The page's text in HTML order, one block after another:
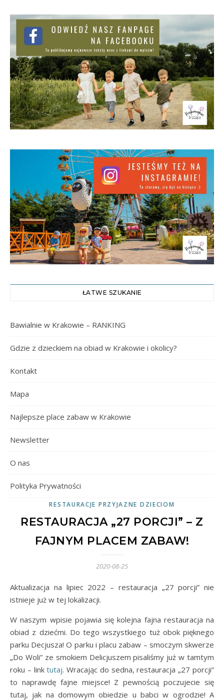
ŁATWE SZUKANIE
Bawialnie w Krakowie – RANKING
Gdzie z dzieckiem na obiad w Krakowie i okolicy?
Kontakt
Mapa
Najlepsze place zabaw w Krakowie
Newsletter
O nas
Polityka Prywatności
RESTAURACJE PRZYJAZNE DZIECIOM
RESTAURACJA „27 PORCJI” – Z
FAJNYM PLACEM ZABAW!
2020-08-25
Aktualizacja na lipiec 2022 – restauracja „27 porcji” nie
istnieje już w tej lokalizacji.
W naszym wpisie pojawia się kolejna fajna restauracja na
obiad z dziećmi. Do tego wszystkiego tuż obok pięknego
parku Decjusza! O parku i placu zabaw – smoczym skwerze
„Do Woli” ze smokiem Delicjuszem pisaliśmy już w tamtym
roku – linktutaj. Wracając do sedna, restauracja „27 porcji”
to naprawdę fajne miejsce! Z pewnością poczujecie się
tutaj, jak na domowym obiedzie u babci w ogrodzie! A